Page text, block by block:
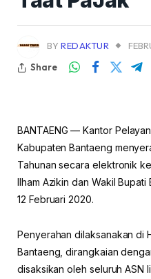
BY REDAKTUR
Share
BANTAENG — Kantor
Kabupaten Bantaeng
Tahunan secara elektronik
Ilham Azikin dan Wakil Bupati
12 Februari 2020.
Penyerahan dilaksanakan di
Bantaeng, dirangkaian
disaksikan oleh seluruh ASN